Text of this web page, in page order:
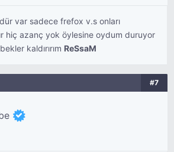
var sadece frefox v.s onları
hiç azanç yok öylesine oydum duruyor
kaldırırım ReSsaM
#7